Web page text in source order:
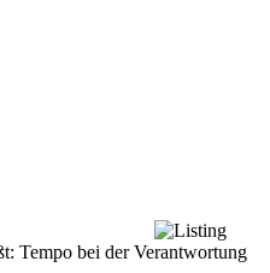
Tempo bei der Verantwortung